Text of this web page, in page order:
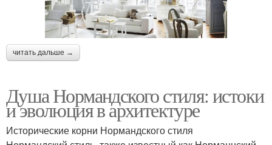
читать дальше →
Душа Нормандского стиля: истоки
и эволюция в архитектуре
Исторические корни Нормандского стиля